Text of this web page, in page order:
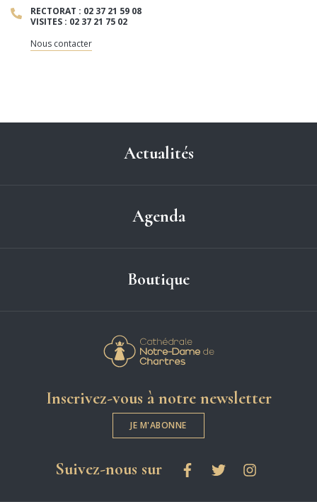
RECTORAT : 02 37 21 59 08
VISITES : 02 37 21 75 02
Nous contacter
Actualités
Agenda
Boutique
Inscrivez-vous à notre newsletter
JE M'ABONNE
Suivez-nous surles réseaux sociaux
FacebookTwitterInstagram